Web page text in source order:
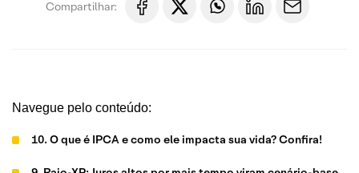
Compartilhar:
Navegue pelo conteúdo:
10. O que é IPCA e como ele impacta sua vida? Confira!